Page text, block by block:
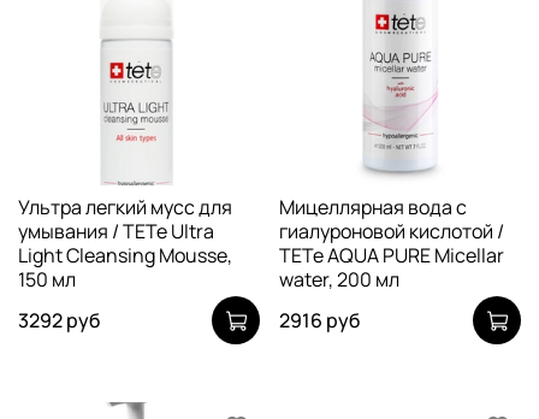
Ультра легкий мусс для
умывания / TETe Ultra
Light Cleansing Mousse,
150 мл
3292 руб
Мицеллярная вода с
гиалуроновой кислотой /
TETe AQUA PURE Micellar
water, 200 мл
2916 руб